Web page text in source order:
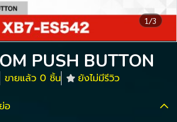
1/3
PUSH BUTTON
ขายแล้ว 0 ชิ้น
ยังไม่มีรีวิว
อ